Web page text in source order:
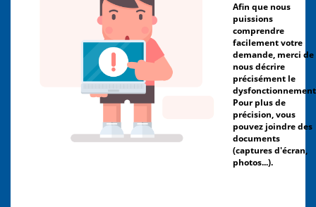
Afin que nous
puissions
comprendre
facilement votre
demande, merci de
nous décrire
précisément le
Pour plus de
précision, vous
pouvez joindre des
documents
(captures d'écran,
photos...).